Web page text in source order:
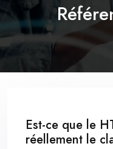
Est-ce que le
réellement le